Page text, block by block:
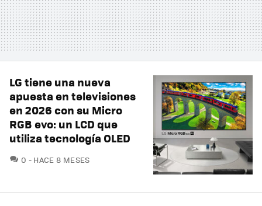
LG tiene una nueva
apuesta en televisiones
en 2026 con su Micro
RGB evo: un LCD que
utiliza tecnología OLED
0 COMENTARIOS
HACE 8 MESES